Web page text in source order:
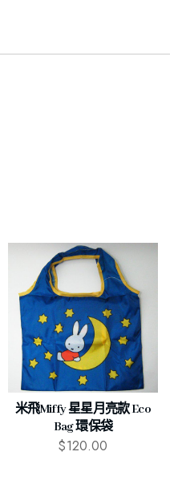
米飛Miffy 星星月亮款 Eco
Bag 環保袋
$120.00